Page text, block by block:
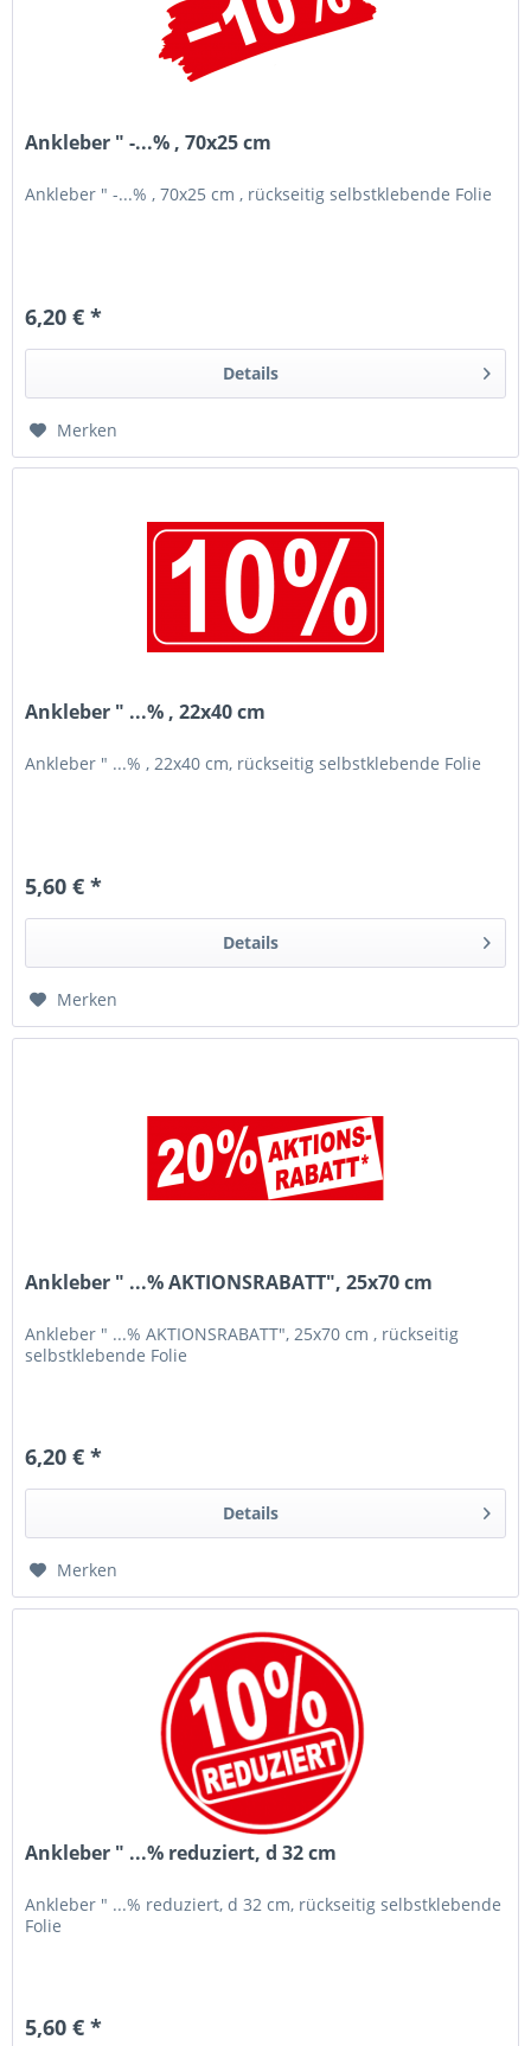
Ankleber " -...% , 70x25 cm
Ankleber " -...% , 70x25 cm , rückseitig selbstklebende Folie
6,20 € *
Details
Merken
Ankleber " ...% , 22x40 cm
Ankleber " ...% , 22x40 cm, rückseitig selbstklebende Folie
5,60 € *
Details
Merken
Ankleber " ...% AKTIONSRABATT", 25x70 cm
Ankleber " ...% AKTIONSRABATT", 25x70 cm , rückseitig
selbstklebende Folie
6,20 € *
Details
Merken
Ankleber " ...% reduziert, d 32 cm
Ankleber " ...% reduziert, d 32 cm, rückseitig selbstklebende
Folie
5,60 € *